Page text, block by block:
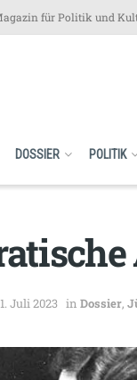
für Politik und
DOSSIER POLITIK
1. Juli 2023 in Dossier,